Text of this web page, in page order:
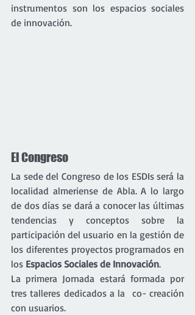
instrumentos son los espacios sociales
de innovación.
El Congreso
La sede del Congreso de los ESDIs será la
localidad almeriense de Abla. A lo largo
de dos días se dará a conocer las últimas
tendencias y conceptos sobre la
participación del usuario en la gestión de
los diferentes proyectos programados en
los Espacios Sociales de Innovación.
La primera Jornada estará formada por
tres talleres dedicados a la  co- creación
con usuarios.